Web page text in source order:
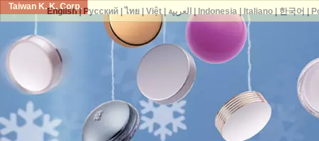
Taiwan K. K. Corp.
English| Русский| ไทย| Việt| العربية Indonesia| Italiano| 한국어